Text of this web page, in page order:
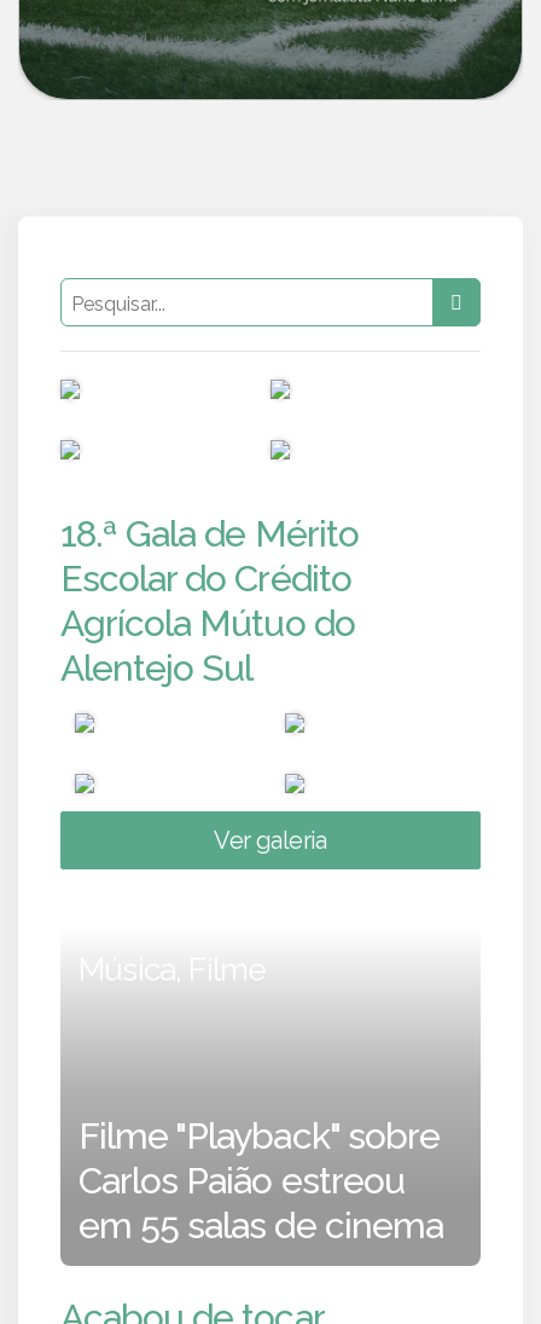
18.ª Gala de Mérito
Escolar do Crédito
Agrícola Mútuo do
Alentejo Sul
Ver galeria
Música, Filme
Filme "Playback" sobre
Carlos Paião estreou
em 55 salas de cinema